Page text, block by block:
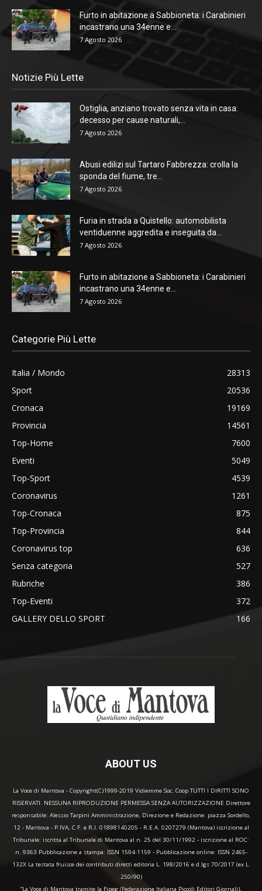
Furto in abitazione a Sabbioneta: i Carabinieri
incastrano una 34enne e...
7 Agosto 2026
Notizie Più Lette
Ostiglia, anziano trovato senza vita in casa:
decesso per cause naturali,...
7 Agosto 2026
Abusi edilizi sul Tartaro Fabbrezza: crolla la
sponda del fiume, tre...
7 Agosto 2026
Furia in strada a Quistello: automobilista
ventiduenne aggredita e inseguita da...
7 Agosto 2026
Furto in abitazione a Sabbioneta: i Carabinieri
incastrano una 34enne e...
7 Agosto 2026
Categorie Più Lette
Italia / Mondo
28313
Sport
20536
Cronaca
19169
Provincia
14561
Top-Home
7600
Eventi
5049
Top-Sport
4539
Coronavirus
1261
Top-Cronaca
875
Top-Provincia
844
Coronavirus top
636
Senza categoria
527
Rubriche
386
Top-Eventi
372
GALLERY DELLO SPORT
166
ABOUT US
La Voce di Mantova - Copyright(C)1999-2019 Vidiemme Soc. Coop TUTTI I DIRITTI SONO
RISERVATI. NESSUNA RIPRODUZIONE PERMESSA SENZA AUTORIZZAZIONE Direttore
responsabile: Alessio Tarpini Amministrazione, Direzione e Redazione: piazza Sordello,
12 - Mantova - P.IVA, C.F. e R.I. 01898140205 - R.E.A. 0207279 (Mantova) iscrizione al
Tribunale: iscritta al Tribunale di Mantova al n. 25 del 30/11/1992 - iscrizione al ROC:
n. 9363 Pubblicazione a stampa: ISSN 1594-1159 - Pubblicazione online: ISSN 2465-
132X La testata fruisce dei contributi diretti editoria L. 198/2016 e d.lgs 70/2017 (ex L.
250/90)
“La Voce di Mantova tramite la Fipeg (Federazione Italiana Piccoli Editori Giornali),